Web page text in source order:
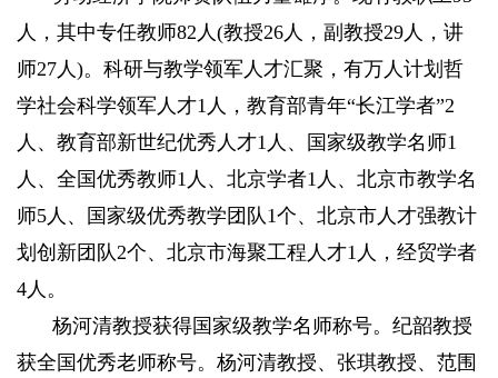
人，其中专任教师82人(教授26人，副教授29人，讲
师27人)。科研与教学领军人才汇聚，有万人计划哲
学社会科学领军人才1人，教育部青年“长江学者”2
人、教育部新世纪优秀人才1人、国家级教学名师1
人、全国优秀教师1人、北京学者1人、北京市教学名
师5人、国家级优秀教学团队1个、北京市人才强教计
划创新团队2个、北京市海聚工程人才1人，经贸学者
4人。
杨河清教授获得国家级教学名师称号。纪韶教授
获全国优秀老师称号。杨河清教授、张琪教授、范围